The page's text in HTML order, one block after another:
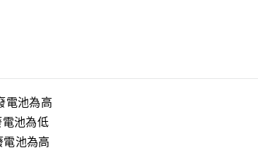
電池為高
池為低
電池為高